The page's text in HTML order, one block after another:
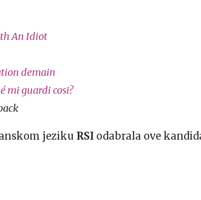
An Idiot
demain
mi guardi cosi?
jeziku RSI odabrala ove